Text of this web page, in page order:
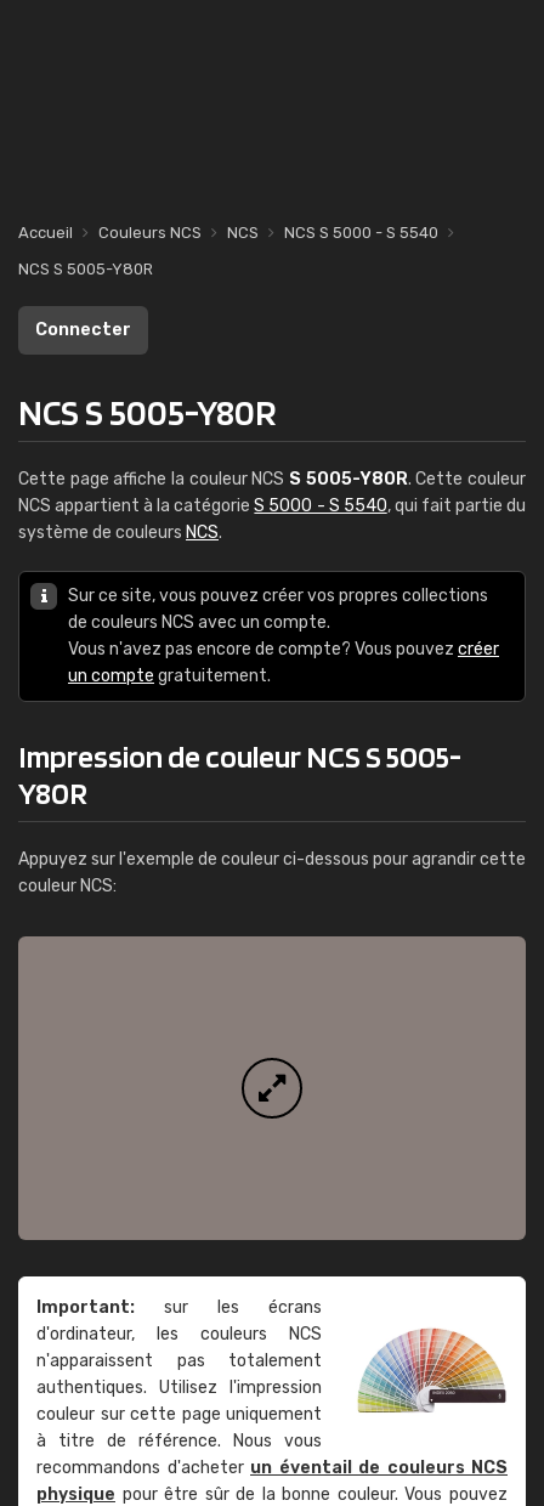
Accueil Couleurs NCS NCS
NCS S 5000 - S 5540
NCS S 5005-Y80R
Connecter
NCS S 5005-Y80R
Cette page affiche la couleur NCS S 5005-Y80R. Cette couleur
NCS appartient à la catégorieS 5000 - S 5540, qui fait partie du
système de couleurs NCS.
Sur ce site, vous pouvez créer vos propres collections
de couleurs NCS avec un compte.
Vous n'avez pas encore de compte? Vous pouvez créer
un compte gratuitement.
Impression de couleur NCS S 5005-
Y80R
Appuyez sur l'exemple de couleur ci-dessous pour agrandir cette
couleur NCS:
Important: sur les écrans
d'ordinateur, les couleurs NCS
n'apparaissent pas totalement
authentiques. Utilisez l'impression
couleur sur cette page uniquement
à titre de référence. Nous vous
recommandons d'acheter un éventail de couleurs NCS
physique pour être sûr de la bonne couleur. Vous pouvez